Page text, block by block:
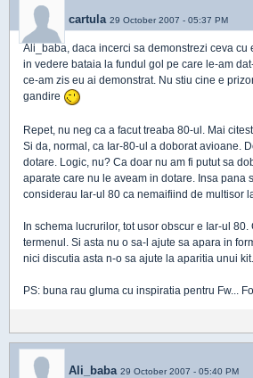
cartula 29 October 2007 - 05:37 PM
Ali_baba, daca incerci sa demonstrezi ceva cu
in vedere bataia la fundul gol pe care le-am
ce-am zis eu ai demonstrat. Nu stiu cine e
gandire
Repet, nu neg ca a facut treaba 80-ul. Mai
Si da, normal, ca Iar-80-ul a doborat avioane.
dotare. Logic, nu? Ca doar nu am fi putut sa
aparate care nu le aveam in dotare. Insa pana
considerau Iar-ul 80 ca nemaifiind de multisor
In schema lucrurilor, tot usor obscur e Iar-ul 80.
termenul. Si asta nu o sa-l ajute sa apara in
nici discutia asta n-o sa ajute la aparitia unui kit.
PS: buna rau gluma cu inspiratia pentru Fw...
Ali_baba 29 October 2007 - 05:40 PM